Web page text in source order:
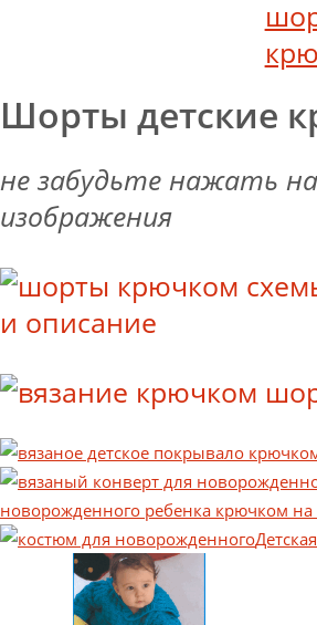
Шорты детские
не забудьте нажать
изображения
новорожденного ребенка крючком